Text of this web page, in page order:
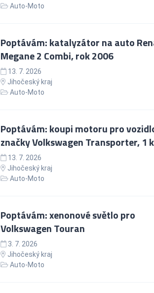
Auto-Moto
Poptávám: katalyzátor na auto
Megane 2 Combi, rok 2006
13. 7. 2026
Jihočeský kraj
Auto-Moto
Poptávám: koupi motoru pro
značky Volkswagen Transporter, 1
13. 7. 2026
Jihočeský kraj
Auto-Moto
Poptávám: xenonové světlo pro
Volkswagen Touran
3. 7. 2026
Jihočeský kraj
Auto-Moto